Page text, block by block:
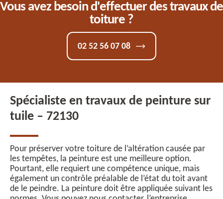
Vous avez besoin d'effectuer des travaux de
toiture ?
02 52 56 07 08
Spécialiste en travaux de peinture sur
tuile – 72130
Pour préserver votre toiture de l’altération causée par
les tempêtes, la peinture est une meilleure option.
Pourtant, elle requiert une compétence unique, mais
également un contrôle préalable de l’état du toit avant
de le peindre. La peinture doit être appliquée suivant les